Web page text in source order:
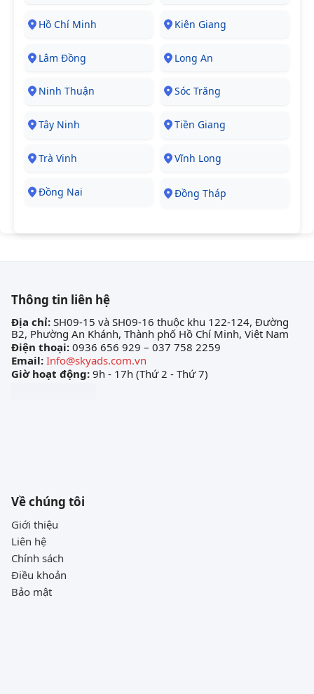
Hồ Chí Minh Kiên Giang
Lâm Đồng Long An
Ninh Thuận Sóc Trăng
Tây Ninh Tiền Giang
Trà Vinh Vĩnh Long
Đồng Nai Đồng Tháp
Thông tin liên hệ
Địa chỉ: SH09-15 và SH09-16 thuộc khu 122-124, Đường
B2, Phường An Khánh, Thành phố Hồ Chí Minh, Việt Nam
Điện thoại: 0936 656 929 – 037 758 2259
Email: Info@skyads.com.vn
Giờ hoạt động: 9h - 17h (Thứ 2 - Thứ 7)
Về chúng tôi
Giới thiệu
Liên hệ
Chính sách
Điều khoản
Bảo mật